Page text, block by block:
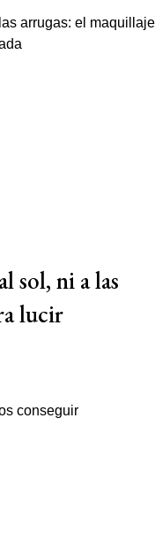
sol, ni a las
lucir